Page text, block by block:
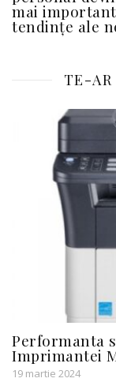
mai
tendințe ale
TE-AR
Performanta
Imprimantei
19 martie 2024